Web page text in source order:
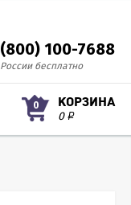
100-7688
бесплатно
0 КОРЗИНА
0 Р